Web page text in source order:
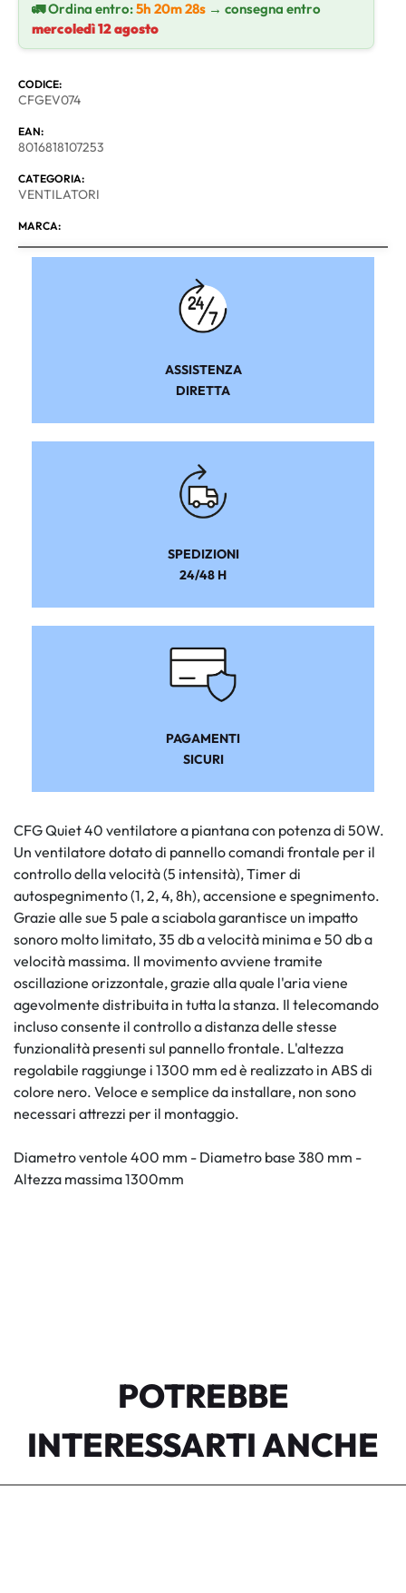
🚛 Ordina entro:5h 20m 27s → consegna entro
mercoledì 12 agosto
CODICE:
CFGEV074
EAN:
8016818107253
CATEGORIA:
VENTILATORI
MARCA:
ASSISTENZA
DIRETTA
SPEDIZIONI
24/48 H
PAGAMENTI
SICURI
CFG Quiet 40 ventilatore a piantana con potenza di 50W.
Un ventilatore dotato di pannello comandi frontale per il
controllo della velocità (5 intensità), Timer di
autospegnimento (1, 2, 4, 8h), accensione e spegnimento.
Grazie alle sue 5 pale a sciabola garantisce un impatto
sonoro molto limitato, 35 db a velocità minima e 50 db a
velocità massima. Il movimento avviene tramite
oscillazione orizzontale, grazie alla quale l'aria viene
agevolmente distribuita in tutta la stanza. Il telecomando
incluso consente il controllo a distanza delle stesse
funzionalità presenti sul pannello frontale. L'altezza
regolabile raggiunge i 1300 mm ed è realizzato in ABS di
colore nero. Veloce e semplice da installare, non sono
necessari attrezzi per il montaggio.
Diametro ventole 400 mm - Diametro base 380 mm -
Altezza massima 1300mm
POTREBBE
INTERESSARTI ANCHE